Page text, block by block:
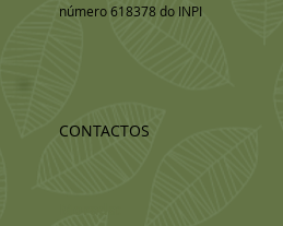
CONTACTOS
número 618378 do INPI